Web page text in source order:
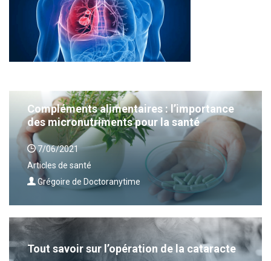
Compléments alimentaires : l’importance
des micronutriments pour la santé
7/06/2021
Articles de santé
Grégoire de Doctoranytime
Tout savoir sur l’opération de la cataracte